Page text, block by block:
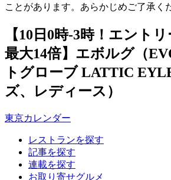
ことがあります。あらかじめご了承く
【10日0時-3時！エント
最大14倍】エボルグ（
トグローブ LATTIC
ズ、レディース）
東京カレンダー
レストランを探す
記事を探す
連載を探す
お取り寄せグルメ